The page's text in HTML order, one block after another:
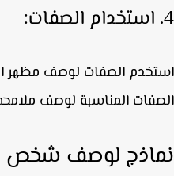
:
الصفات لوصف مظهر
المناسبة لوصف ملامحه
لوصف شخص